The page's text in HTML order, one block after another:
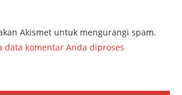
Akismet untuk mengurangi spam.
data komentar Anda diproses